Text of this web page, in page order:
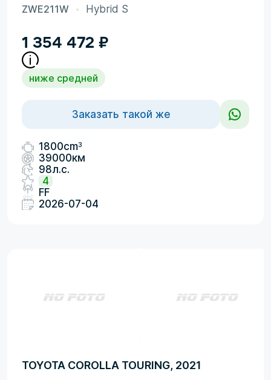
ZWE211W Hybrid S
1 354 472 ₽
ниже средней
Заказать такой же
1800cm3
39000км
98л.с.
4
FF
2026-07-04
TOYOTA COROLLA TOURING, 2021